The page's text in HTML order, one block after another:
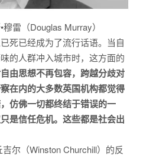
行为是一种极左激进主义，他们
”，要对一切有种族歧视污点的事
种种暴力行为，恰恰是与自由主
非自由主义纵容了暴力行为，而
主义的根基。
雷（Douglas Murray）
死已经成为了流行话语。当自
的人群冲入城市时，这方面的
由思想不再包容，跨越分歧对
在内的大多数英国机构都觉得
仿佛一切都终结于错误的一
是信任危机。这些都是社会出
尔（Winston Churchill）的反